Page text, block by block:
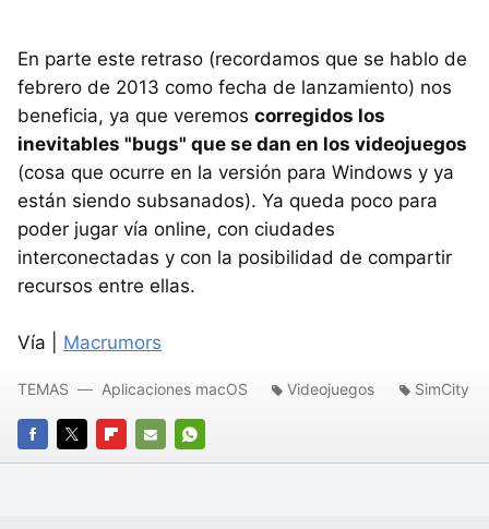
En parte este retraso (recordamos que se hablo de
febrero de 2013 como fecha de lanzamiento) nos
beneficia, ya que veremos corregidos los
inevitables "bugs" que se dan en los videojuegos
(cosa que ocurre en la versión para Windows y ya
están siendo subsanados). Ya queda poco para
poder jugar vía online, con ciudades
interconectadas y con la posibilidad de compartir
recursos entre ellas.
Vía | Macrumors
FACEBOOK
TWITTERFLIPBOARD
E-
WHATSAPP
TEMAS Aplicaciones macOS Videojuegos SimCity